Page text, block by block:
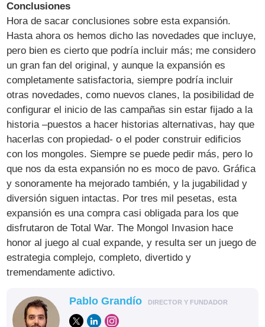
Conclusiones
Hora de sacar conclusiones sobre esta expansión.
Hasta ahora os hemos dicho las novedades que incluye,
pero bien es cierto que podría incluir más; me considero
un gran fan del original, y aunque la expansión es
completamente satisfactoria, siempre podría incluir
otras novedades, como nuevos clanes, la posibilidad de
configurar el inicio de las campañas sin estar fijado a la
historia –puestos a hacer historias alternativas, hay que
hacerlas con propiedad- o el poder construir edificios
con los mongoles. Siempre se puede pedir más, pero lo
que nos da esta expansión no es moco de pavo. Gráfica
y sonoramente ha mejorado también, y la jugabilidad y
diversión siguen intactas. Por tres mil pesetas, esta
expansión es una compra casi obligada para los que
disfrutaron de Total War. The Mongol Invasion hace
honor al juego al cual expande, y resulta ser un juego de
estrategia complejo, completo, divertido y
tremendamente adictivo.
Pablo Grandío DIRECTOR Y FUNDADOR